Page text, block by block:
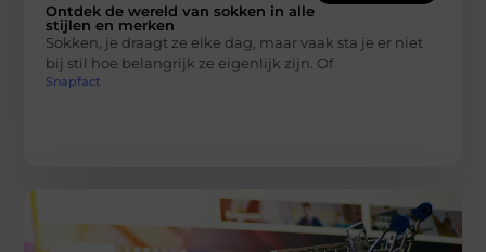
Ontdek de wereld van sokken in alle
stijlen en merken
Sokken, je draagt ze elke dag, maar vaak sta je er niet
bij stil hoe belangrijk ze eigenlijk zijn. Of
Snapfact